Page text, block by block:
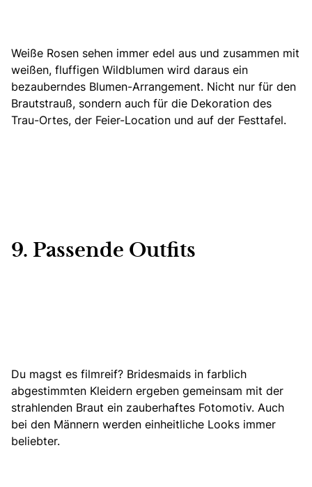
Weiße Rosen sehen immer edel aus und zusammen mit
weißen, fluffigen Wildblumen wird daraus ein
bezauberndes Blumen-Arrangement. Nicht nur für den
Brautstrauß, sondern auch für die Dekoration des
Trau-Ortes, der Feier-Location und auf der Festtafel.
9. Passende Outfits
Du magst es filmreif? Bridesmaids in farblich
abgestimmten Kleidern ergeben gemeinsam mit der
strahlenden Braut ein zauberhaftes Fotomotiv. Auch
bei den Männern werden einheitliche Looks immer
beliebter.